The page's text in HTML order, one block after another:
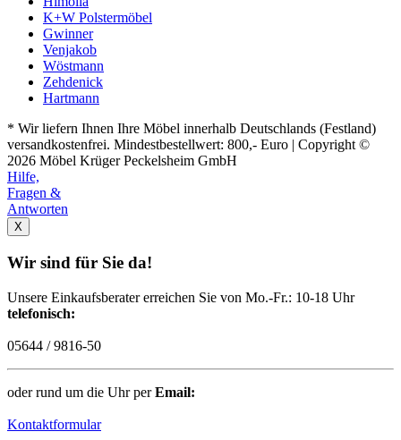
K+W Polstermöbel
Gwinner
Venjakob
Wöstmann
Zehdenick
Hartmann
* Wir liefern Ihnen Ihre Möbel innerhalb Deutschlands (Festland)
versandkostenfrei. Mindestbestellwert: 800,- Euro | Copyright ©
2026 Möbel Krüger Peckelsheim GmbH
Hilfe,
Fragen &
Antworten
X
Wir sind für Sie da!
Unsere Einkaufsberater erreichen Sie von Mo.-Fr.: 10-18 Uhr
telefonisch:
05644 / 9816-50
oder rund um die Uhr perEmail:
Kontaktformular